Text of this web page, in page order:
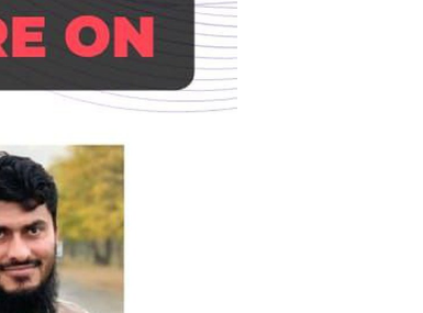
Гранттар жана
стипендиялар жөнүндө
маалыматтар
ЖАҢЫЛЫКТАР
КОНТАКТНАЯ
ИНФОРМАЦИЯ